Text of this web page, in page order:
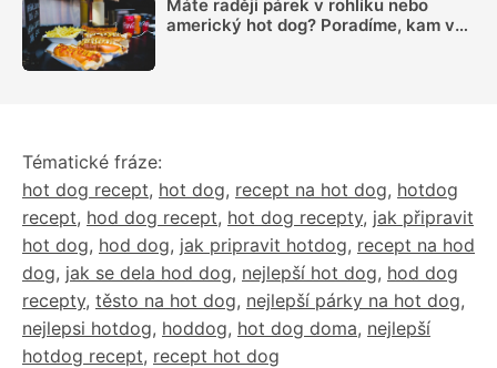
Máte raději párek v rohlíku nebo
americký hot dog? Poradíme, kam v
Tématické fráze:
hot dog recept, hot dog, recept na hot dog, hotdog
recept, hod dog recept, hot dog recepty, jak připravit
hot dog, hod dog, jak pripravit hotdog, recept na hod
dog, jak se dela hod dog, nejlepší hot dog, hod dog
recepty, těsto na hot dog, nejlepší párky na hot dog,
nejlepsi hotdog, hoddog, hot dog doma, nejlepší
hotdog recept, recept hot dog